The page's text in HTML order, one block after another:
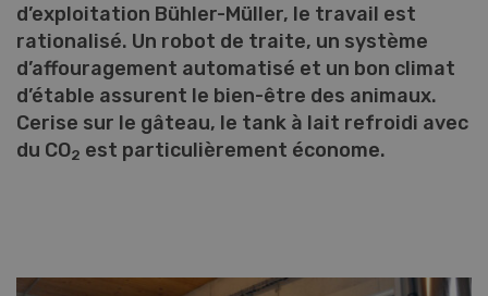
d’exploitation Bühler-Müller, le travail est
rationalisé. Un robot de traite, un système
d’affouragement automatisé et un bon climat
d’étable assurent le bien-être des animaux.
Cerise sur le gâteau, le tank à lait refroidi avec
du CO2 est particulièrement économe.